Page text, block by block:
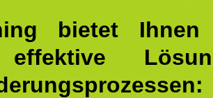
bietet Ihnen